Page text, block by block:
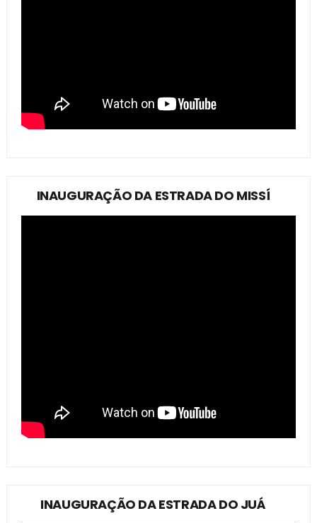
INAUGURAÇÃO DA ESTRADA DO MISSÍ
INAUGURAÇÃO DA ESTRADA DO JUÁ